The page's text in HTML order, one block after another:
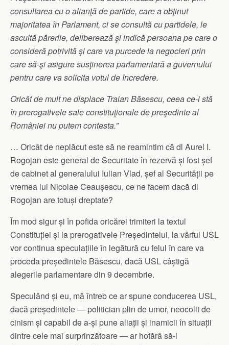
consultarea cu o alianţă de partide, care a obţinut
majoritatea în Parlament, ci se consultă cu partidele, le
ascultă părerile, deliberează şi indică persoana pe care o
consideră potrivită şi care va purcede la negocieri prin
care să-şi asigure susţinerea parlamentară a guvernului
pentru care va solicita votul de încredere.
Oricât de mult ne displace Traian Băsescu, ceea ce-i stă
în prerogativele sale constituţionale de preşedinte al
României nu putem contesta.”
… Oricât de neplăcut este să ne reamintim că dl Aurel I.
Rogojan este general de Securitate în rezervă și fost șef
de cabinet al generalului Iulian Vlad, șef al Securității pe
vremea lui Nicolae Ceaușescu, ce ne facem dacă dl
Rogojan are totuși dreptate?
Îm mod sigur și în pofida oricărei trimiteri la textul
Constituției și la prerogativele Președintelui, la vârful USL
vor continua speculațiile în legătură cu felul în care va
proceda președintele Băsescu, dacă USL câștigă
alegerile parlamentare din 9 decembrie.
Speculând și eu, mă întreb ce ar spune conducerea USL,
dacă președintele — politician plin de umor, neocolit de
cinism și capabil de a-și pune aliații și inamicii în situații
dintre cele mai surprinzătoare — ar hotărâ să-l